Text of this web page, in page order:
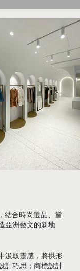
結合時尚選品、當
亞洲藝文的新地
汲取靈感，將拱形
計巧思；商標設計